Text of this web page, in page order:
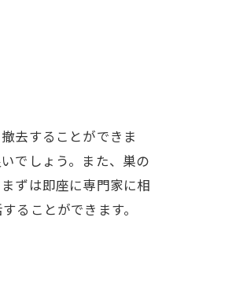
去することができま
でしょう。また、巣の
ずは即座に専門家に相
ることができます。